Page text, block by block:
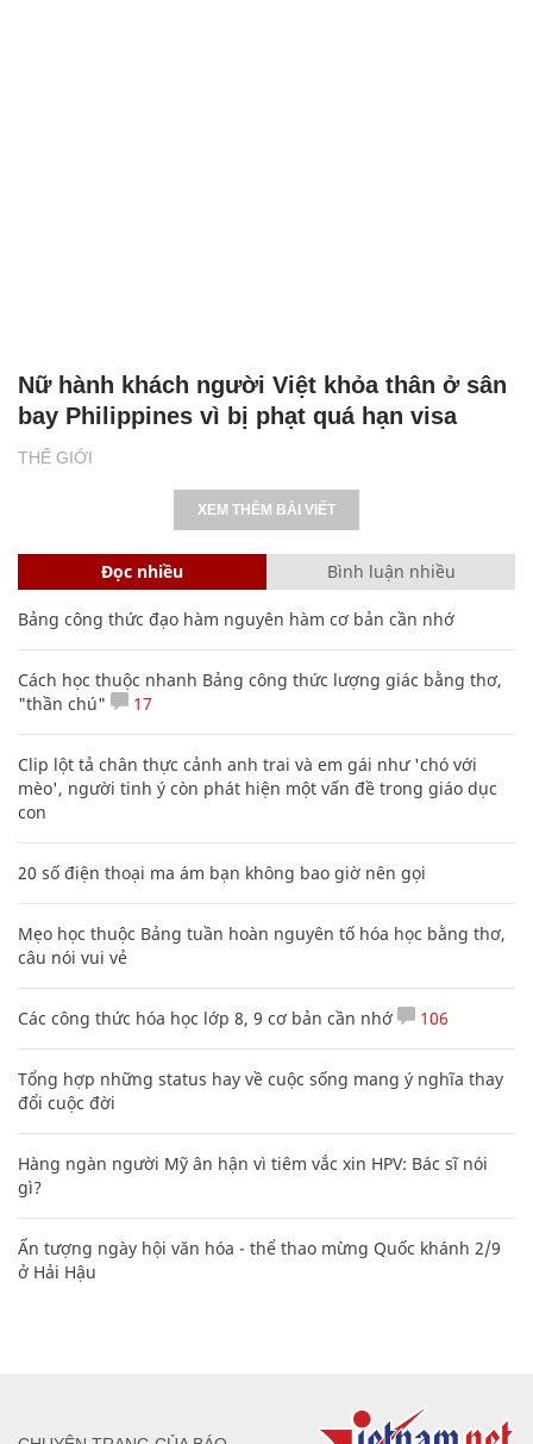
THẾ GIỚI
Nữ hành khách người Việt khỏa thân ở sân
bay Philippines vì bị phạt quá hạn visa
XEM THÊM BÀI VIẾT
Đọc nhiều Bình luận nhiều
Bảng công thức đạo hàm nguyên hàm cơ bản cần nhớ
Cách học thuộc nhanh Bảng công thức lượng giác bằng thơ,
"thần chú"
17
Clip lột tả chân thực cảnh anh trai và em gái như 'chó với
mèo', người tinh ý còn phát hiện một vấn đề trong giáo dục
con
20 số điện thoại ma ám bạn không bao giờ nên gọi
Mẹo học thuộc Bảng tuần hoàn nguyên tố hóa học bằng thơ,
câu nói vui vẻ
Các công thức hóa học lớp 8, 9 cơ bản cần nhớ 106
Tổng hợp những status hay về cuộc sống mang ý nghĩa thay
đổi cuộc đời
Hàng ngàn người Mỹ ân hận vì tiêm vắc xin HPV: Bác sĩ nói
gì?
Ấn tượng ngày hội văn hóa - thể thao mừng Quốc khánh 2/9
ở Hải Hậu